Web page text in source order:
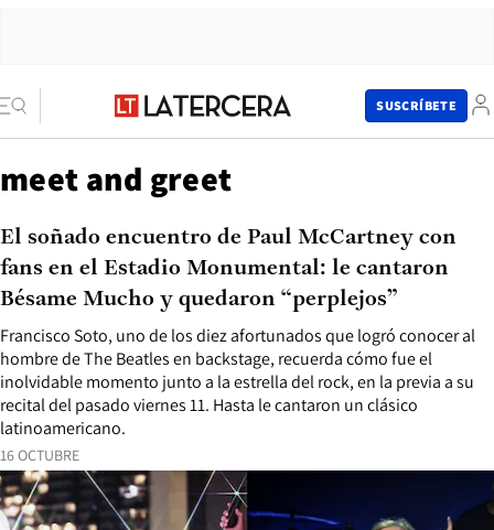
SUSCRÍBETE
meet and greet
16 OCTUBRE
Francisco Soto, uno de los diez afortunados que logró conocer al
hombre de The Beatles en backstage, recuerda cómo fue el
inolvidable momento junto a la estrella del rock, en la previa a su
recital del pasado viernes 11. Hasta le cantaron un clásico
latinoamericano.
El soñado encuentro de Paul McCartney con
fans en el Estadio Monumental: le cantaron
Bésame Mucho y quedaron “perplejos”